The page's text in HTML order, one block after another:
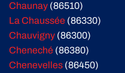
Chaunay (86510)
La Chaussée (86330)
Chauvigny (86300)
Cheneché (86380)
Chenevelles (86450)